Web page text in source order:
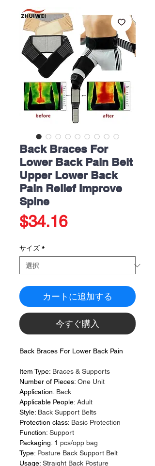
Back Braces For
Lower Back Pain Belt
Upper Lower Back
Pain Relief Improve
Spine
$34.16価
サイズ *
カートに追加する
今すぐ購入
Back Braces For Lower Back Pain
Item Type: Braces & Supports
Number of Pieces: One Unit
Application: Back
Applicable People: Adult
Style: Back Support Belts
Protection class: Basic Protection
Function: Support
Packaging: 1 pcs/opp bag
Type: Posture Back Support Belt
Usage: Straight Back Posture